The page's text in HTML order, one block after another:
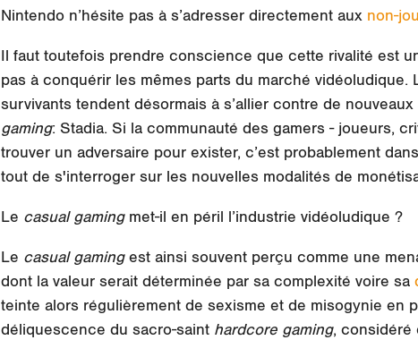
Nintendo n’hésite pas à s’adresser directement aux non-
Il faut toutefois prendre conscience que cette rivalité est
pas à conquérir les mêmes parts du marché vidéoludique.
survivants tendent désormais à s’allier contre de
gaming: Stadia. Si la communauté des gamers - joueurs,
trouver un adversaire pour exister, c’est probablement
tout de s'interroger sur les nouvelles modalités de
Le casual gamingmet-il en péril l’industrie vidéoludique ?
Le casual gamingest ainsi souvent perçu comme une
dont la valeur serait déterminée par sa complexité voire sa
teinte alors régulièrement de sexisme et de misogynie en
déliquescence du sacro-saint hardcore gaming, considéré